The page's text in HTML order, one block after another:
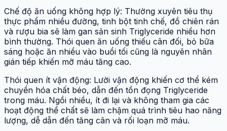
Chế độ ăn uống không hợp lý: Thường xuyên tiêu thụ
thực phẩm nhiều đường, tinh bột tinh chế, đồ chiên rán
và rượu bia sẽ làm gan sản sinh Triglyceride nhiều hơn
bình thường. Thói quen ăn uống thiếu cân đối, bỏ bữa
sáng hoặc ăn nhiều vào buổi tối cũng là nguyên nhân
gián tiếp khiến mỡ máu tăng cao.
Thói quen ít vận động: Lười vận động khiến cơ thể kém
chuyển hóa chất béo, dẫn đến tồn đọng Triglyceride
trong máu. Ngồi nhiều, ít đi lại và không tham gia các
hoạt động thể chất sẽ làm chậm quá trình tiêu hao năng
lượng, dễ dẫn đến tăng cân và rối loạn mỡ máu.